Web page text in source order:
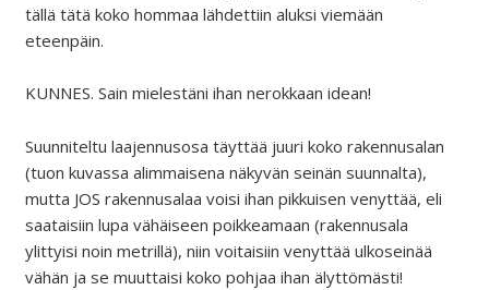
tällä tätä koko hommaa lähdettiin aluksi viemään
eteenpäin.
KUNNES. Sain mielestäni ihan nerokkaan idean!
Suunniteltu laajennusosa täyttää juuri koko rakennusalan
(tuon kuvassa alimmaisena näkyvän seinän suunnalta),
mutta JOS rakennusalaa voisi ihan pikkuisen venyttää, eli
saataisiin lupa vähäiseen poikkeamaan (rakennusala
ylittyisi noin metrillä), niin voitaisiin venyttää ulkoseinää
vähän ja se muuttaisi koko pohjaa ihan älyttömästi!